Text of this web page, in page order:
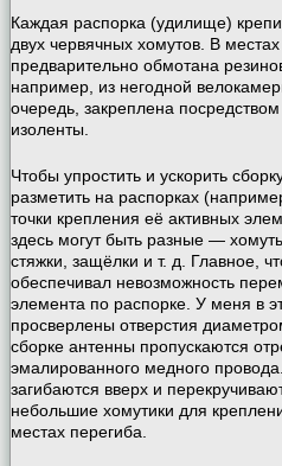
Каждая распорка (удилище)
двух червячных хомутов. В
предварительно обмотана
например, из негодной
очередь, закреплена
изоленты.
Чтобы упростить и ускорить
разметить на распорках
точки крепления её активных
здесь могут быть разные —
стяжки, защёлки и т. д. Главное,
обеспечивал невозможность
элемента по распорке. У меня в
просверлены отверстия
сборке антенны пропускаются
эмалированного медного
загибаются вверх и
небольшие хомутики для
местах перегиба.